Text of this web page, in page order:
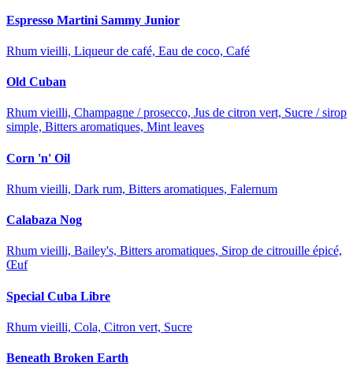
Espresso Martini Sammy Junior
Rhum vieilli, Liqueur de café, Eau de coco, Café
Old Cuban
Rhum vieilli, Champagne / prosecco, Jus de citron vert, Sucre / sirop
simple, Bitters aromatiques, Mint leaves
Corn 'n' Oil
Rhum vieilli, Dark rum, Bitters aromatiques, Falernum
Calabaza Nog
Rhum vieilli, Bailey's, Bitters aromatiques, Sirop de citrouille épicé,
Œuf
Special Cuba Libre
Rhum vieilli, Cola, Citron vert, Sucre
Beneath Broken Earth